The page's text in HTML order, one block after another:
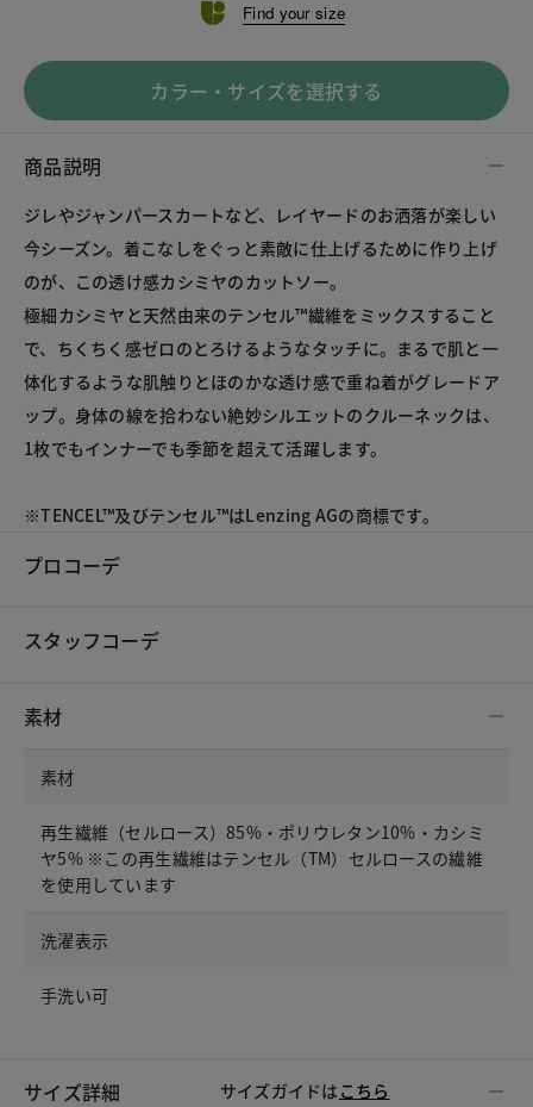
Find your size
カラー・サイズを選択する
商品説明
ジレやジャンパースカートなど、レイヤードのお洒落が楽しい
今シーズン。着こなしをぐっと素敵に仕上げるために作り上げ
のが、この透け感カシミヤのカットソー。
極細カシミヤと天然由来のテンセル™繊維をミックスすること
で、ちくちく感ゼロのとろけるようなタッチに。まるで肌と一
体化するような肌触りとほのかな透け感で重ね着がグレードア
ップ。身体の線を拾わない絶妙シルエットのクルーネックは、
1枚でもインナーでも季節を超えて活躍します。
※TENCEL™及びテンセル™はLenzing AGの商標です。
プロコーデ
スタッフコーデ
素材
素材
再生繊維（セルロース）85%・ポリウレタン10%・カシミ
ヤ5% ※この再生繊維はテンセル（TM）セルロースの繊維
を使用しています
洗濯表示
手洗い可
サイズ詳細 サイズガイドは こちら